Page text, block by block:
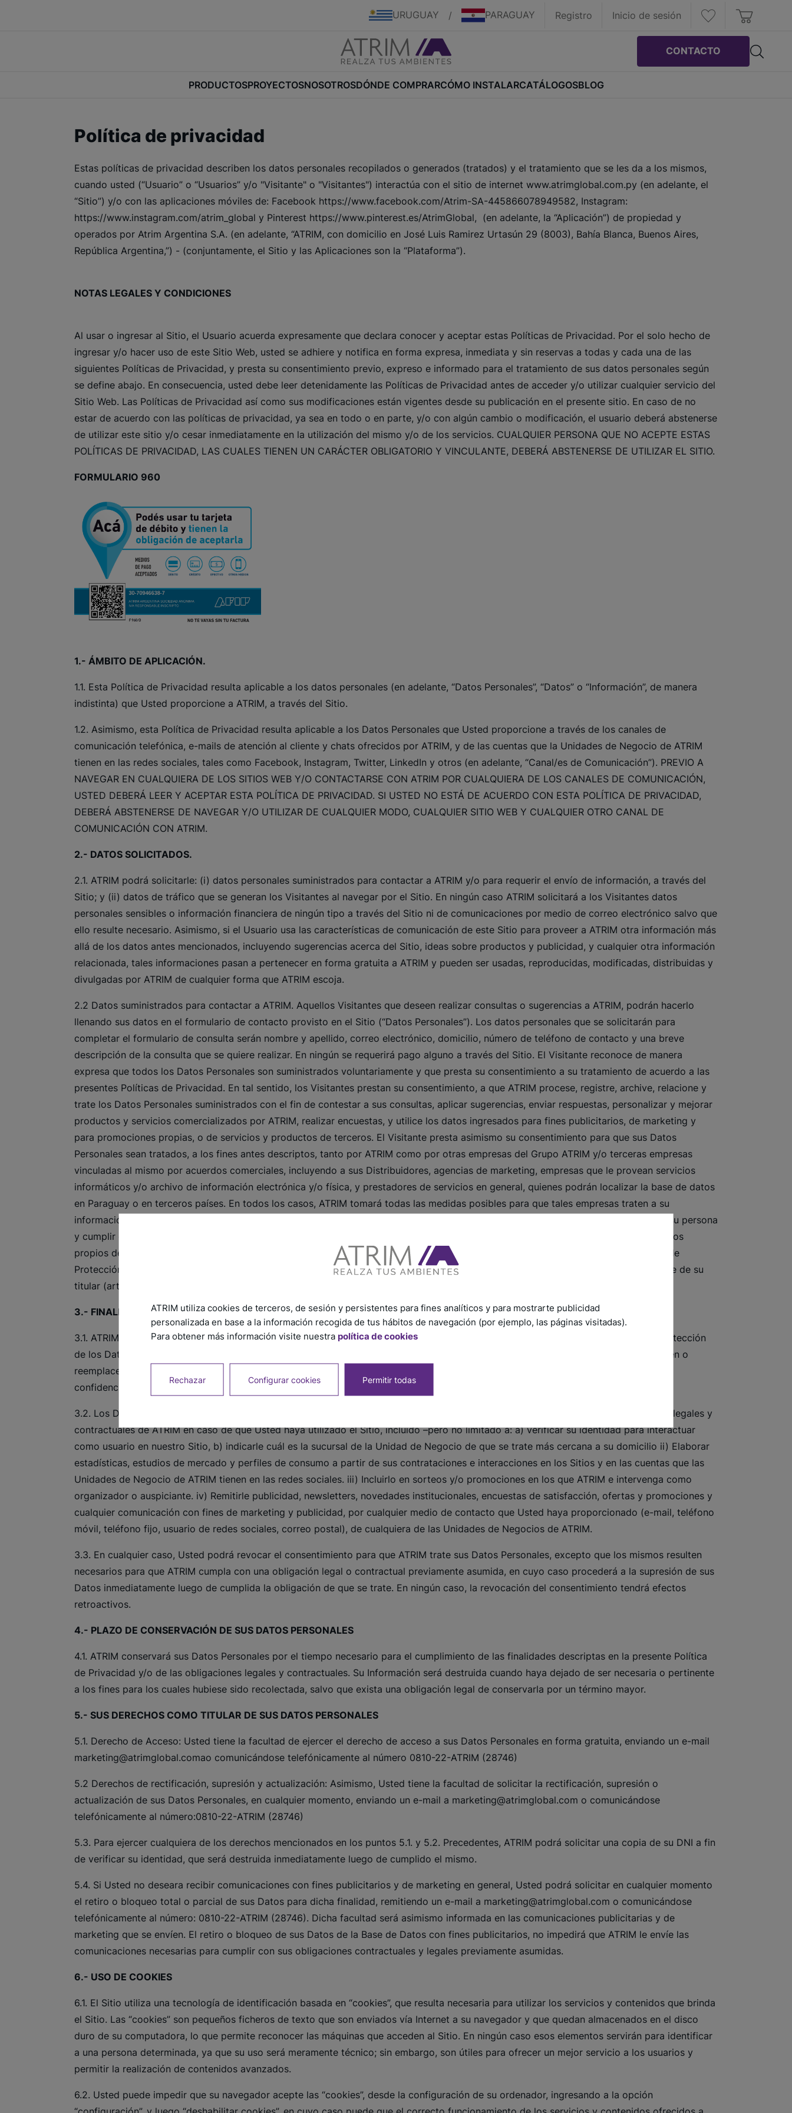
URUGUAY / PARAGUAY Registro Inicio de sesión
CONTACTO
PRODUCTOSPROYECTOSNOSOTROSDÓNDE COMPRARCÓMO INSTALARCATÁLOGOSBLOG
Política de privacidad
Estas políticas de privacidad describen los datos personales recopilados o generados (tratados) y el tratamiento que se les da a los mismos,
cuando usted (“Usuario” o “Usuarios” y/o "Visitante" o "Visitantes") interactúa con el sitio de internet www.atrimglobal.com.py (en adelante, el
“Sitio”) y/o con las aplicaciones móviles de: Facebook https://www.facebook.com/Atrim-SA-445866078949582, Instagram:
https://www.instagram.com/atrim_global y Pinterest https://www.pinterest.es/AtrimGlobal, (en adelante, la “Aplicación”) de propiedad y
operados por Atrim Argentina S.A. (en adelante, “ATRIM, con domicilio en José Luis Ramirez Urtasún 29 (8003), Bahía Blanca, Buenos Aires,
República Argentina,”) - (conjuntamente, el Sitio y las Aplicaciones son la “Plataforma”).
NOTAS LEGALES Y CONDICIONES
Al usar o ingresar al Sitio, el Usuario acuerda expresamente que declara conocer y aceptar estas Políticas de Privacidad. Por el solo hecho de
ingresar y/o hacer uso de este Sitio Web, usted se adhiere y notifica en forma expresa, inmediata y sin reservas a todas y cada una de las
siguientes Políticas de Privacidad, y presta su consentimiento previo, expreso e informado para el tratamiento de sus datos personales según
se define abajo. En consecuencia, usted debe leer detenidamente las Políticas de Privacidad antes de acceder y/o utilizar cualquier servicio del
Sitio Web. Las Políticas de Privacidad así como sus modificaciones están vigentes desde su publicación en el presente sitio. En caso de no
estar de acuerdo con las políticas de privacidad, ya sea en todo o en parte, y/o con algún cambio o modificación, el usuario deberá abstenerse
de utilizar este sitio y/o cesar inmediatamente en la utilización del mismo y/o de los servicios. CUALQUIER PERSONA QUE NO ACEPTE ESTAS
POLÍTICAS DE PRIVACIDAD, LAS CUALES TIENEN UN CARÁCTER OBLIGATORIO Y VINCULANTE, DEBERÁ ABSTENERSE DE UTILIZAR EL SITIO.
FORMULARIO 960
1.- ÁMBITO DE APLICACIÓN.
1.1. Esta Política de Privacidad resulta aplicable a los datos personales (en adelante, “Datos Personales”, “Datos” o “Información”, de manera
indistinta) que Usted proporcione a ATRIM, a través del Sitio.
1.2. Asimismo, esta Política de Privacidad resulta aplicable a los Datos Personales que Usted proporcione a través de los canales de
comunicación telefónica, e-mails de atención al cliente y chats ofrecidos por ATRIM, y de las cuentas que la Unidades de Negocio de ATRIM
tienen en las redes sociales, tales como Facebook, Instagram, Twitter, LinkedIn y otros (en adelante, “Canal/es de Comunicación”). PREVIO A
NAVEGAR EN CUALQUIERA DE LOS SITIOS WEB Y/O CONTACTARSE CON ATRIM POR CUALQUIERA DE LOS CANALES DE COMUNICACIÓN,
USTED DEBERÁ LEER Y ACEPTAR ESTA POLÍTICA DE PRIVACIDAD. SI USTED NO ESTÁ DE ACUERDO CON ESTA POLÍTICA DE PRIVACIDAD,
DEBERÁ ABSTENERSE DE NAVEGAR Y/O UTILIZAR DE CUALQUIER MODO, CUALQUIER SITIO WEB Y CUALQUIER OTRO CANAL DE
COMUNICACIÓN CON ATRIM.
2.- DATOS SOLICITADOS.
2.1. ATRIM podrá solicitarle: (i) datos personales suministrados para contactar a ATRIM y/o para requerir el envío de información, a través del
Sitio; y (ii) datos de tráfico que se generan los Visitantes al navegar por el Sitio. En ningún caso ATRIM solicitará a los Visitantes datos
personales sensibles o información financiera de ningún tipo a través del Sitio ni de comunicaciones por medio de correo electrónico salvo que
ello resulte necesario. Asimismo, si el Usuario usa las características de comunicación de este Sitio para proveer a ATRIM otra información más
allá de los datos antes mencionados, incluyendo sugerencias acerca del Sitio, ideas sobre productos y publicidad, y cualquier otra información
relacionada, tales informaciones pasan a pertenecer en forma gratuita a ATRIM y pueden ser usadas, reproducidas, modificadas, distribuidas y
divulgadas por ATRIM de cualquier forma que ATRIM escoja.
2.2 Datos suministrados para contactar a ATRIM. Aquellos Visitantes que deseen realizar consultas o sugerencias a ATRIM, podrán hacerlo
llenando sus datos en el formulario de contacto provisto en el Sitio (“Datos Personales”). Los datos personales que se solicitarán para
completar el formulario de consulta serán nombre y apellido, correo electrónico, domicilio, número de teléfono de contacto y una breve
descripción de la consulta que se quiere realizar. En ningún se requerirá pago alguno a través del Sitio. El Visitante reconoce de manera
expresa que todos los Datos Personales son suministrados voluntariamente y que presta su consentimiento a su tratamiento de acuerdo a las
presentes Políticas de Privacidad. En tal sentido, los Visitantes prestan su consentimiento, a que ATRIM procese, registre, archive, relacione y
trate los Datos Personales suministrados con el fin de contestar a sus consultas, aplicar sugerencias, enviar respuestas, personalizar y mejorar
productos y servicios comercializados por ATRIM, realizar encuestas, y utilice los datos ingresados para fines publicitarios, de marketing y
para promociones propias, o de servicios y productos de terceros. El Visitante presta asimismo su consentimiento para que sus Datos
Personales sean tratados, a los fines antes descriptos, tanto por ATRIM como por otras empresas del Grupo ATRIM y/o terceras empresas
vinculadas al mismo por acuerdos comerciales, incluyendo a sus Distribuidores, agencias de marketing, empresas que le provean servicios
informáticos y/o archivo de información electrónica y/o física, y prestadores de servicios en general, quienes podrán localizar la base de datos
en Paraguay o en terceros países. En todos los casos, ATRIM tomará todas las medidas posibles para que tales empresas traten a su
información respetando esta misma política de privacidad. Los Visitantes deben proveer información verdadera y actualizada sobre su persona
y cumplir con las demás condiciones de uso del Sitio. Como responsable de bases de datos, ATRIM garantiza que los procesos internos
propios de las bases de datos cumplen con las obligaciones legales de seguridad y confidencialidad impuestas por la Ley Nro6.534 de
Protección de Datos Personales Crediticios y que se asegura el acceso, actualización, supresión o rectificación de los datos por parte de su
titular (artículo 16 de la Ley 6.534).
3.- FINALIDAD DEL TRATAMIENTO DE LOS DATOS PERSONALES.
3.1. ATRIM realizará el tratamiento de sus Datos Personales en un todo de acuerdo con las disposiciones de la Ley N°6.534, sobre Protección
de los Datos Personales Crediticios, su Decreto Reglamentario y demás normas complementarias, o las que en el futuro las modifiquen o
reemplacen. Asimismo, adoptará los recaudos técnicos y organizativos necesarios para la custodia, almacenamiento, conservación y
confidencialidad de la Información con el fin de evitar su alteración, pérdida, tratamiento o acceso no autorizado.
3.2. Los Datos Personales que Usted nos proporcione serán utilizados para las siguientes finalidades: i) Cumplir con las obligaciones legales y
contractuales de ATRIM en caso de que Usted haya utilizado el Sitio, incluido –pero no limitado a: a) verificar su identidad para interactuar
como usuario en nuestro Sitio, b) indicarle cuál es la sucursal de la Unidad de Negocio de que se trate más cercana a su domicilio ii) Elaborar
estadísticas, estudios de mercado y perfiles de consumo a partir de sus contrataciones e interacciones en los Sitios y en las cuentas que las
Unidades de Negocio de ATRIM tienen en las redes sociales. iii) Incluirlo en sorteos y/o promociones en los que ATRIM e intervenga como
organizador o auspiciante. iv) Remitirle publicidad, newsletters, novedades institucionales, encuestas de satisfacción, ofertas y promociones y
cualquier comunicación con fines de marketing y publicidad, por cualquier medio de contacto que Usted haya proporcionado (e-mail, teléfono
móvil, teléfono fijo, usuario de redes sociales, correo postal), de cualquiera de las Unidades de Negocios de ATRIM.
3.3. En cualquier caso, Usted podrá revocar el consentimiento para que ATRIM trate sus Datos Personales, excepto que los mismos resulten
necesarios para que ATRIM cumpla con una obligación legal o contractual previamente asumida, en cuyo caso procederá a la supresión de sus
Datos inmediatamente luego de cumplida la obligación de que se trate. En ningún caso, la revocación del consentimiento tendrá efectos
retroactivos.
4.- PLAZO DE CONSERVACIÓN DE SUS DATOS PERSONALES
4.1. ATRIM conservará sus Datos Personales por el tiempo necesario para el cumplimiento de las finalidades descriptas en la presente Política
de Privacidad y/o de las obligaciones legales y contractuales. Su Información será destruida cuando haya dejado de ser necesaria o pertinente
a los fines para los cuales hubiese sido recolectada, salvo que exista una obligación legal de conservarla por un término mayor.
5.- SUS DERECHOS COMO TITULAR DE SUS DATOS PERSONALES
5.1. Derecho de Acceso: Usted tiene la facultad de ejercer el derecho de acceso a sus Datos Personales en forma gratuita, enviando un e-mail
marketing@atrimglobal.comao comunicándose telefónicamente al número 0810-22-ATRIM (28746)
5.2 Derechos de rectificación, supresión y actualización: Asimismo, Usted tiene la facultad de solicitar la rectificación, supresión o
actualización de sus Datos Personales, en cualquier momento, enviando un e-mail a marketing@atrimglobal.com o comunicándose
telefónicamente al número:0810-22-ATRIM (28746)
5.3. Para ejercer cualquiera de los derechos mencionados en los puntos 5.1. y 5.2. Precedentes, ATRIM podrá solicitar una copia de su DNI a fin
de verificar su identidad, que será destruida inmediatamente luego de cumplido el mismo.
5.4. Si Usted no deseara recibir comunicaciones con fines publicitarios y de marketing en general, Usted podrá solicitar en cualquier momento
el retiro o bloqueo total o parcial de sus Datos para dicha finalidad, remitiendo un e-mail a marketing@atrimglobal.com o comunicándose
telefónicamente al número: 0810-22-ATRIM (28746). Dicha facultad será asimismo informada en las comunicaciones publicitarias y de
marketing que se envíen. El retiro o bloqueo de sus Datos de la Base de Datos con fines publicitarios, no impedirá que ATRIM le envíe las
comunicaciones necesarias para cumplir con sus obligaciones contractuales y legales previamente asumidas.
6.- USO DE COOKIES
6.1. El Sitio utiliza una tecnología de identificación basada en “cookies”, que resulta necesaria para utilizar los servicios y contenidos que brinda
el Sitio. Las “cookies” son pequeños ficheros de texto que son enviados vía Internet a su navegador y que quedan almacenados en el disco
duro de su computadora, lo que permite reconocer las máquinas que acceden al Sitio. En ningún caso esos elementos servirán para identificar
a una persona determinada, ya que su uso será meramente técnico; sin embargo, son útiles para ofrecer un mejor servicio a los usuarios y
permitir la realización de contenidos avanzados.
6.2. Usted puede impedir que su navegador acepte las “cookies”, desde la configuración de su ordenador, ingresando a la opción
ATRIM utiliza cookies de terceros, de sesión y persistentes para fines analíticos y para mostrarte publicidad
personalizada en base a la información recogida de tus hábitos de navegación (por ejemplo, las páginas visitadas).
Para obtener más información visite nuestra política de cookies
Rechazar Configurar cookies Permitir todas